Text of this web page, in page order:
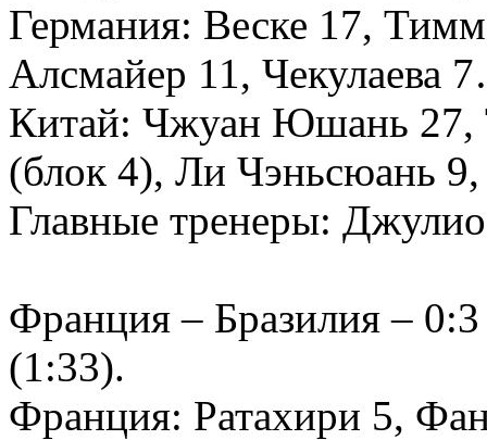
Германия: Веске 17,
Алсмайер 11, Чекулаева
Китай: Чжуан Юшань 27,
(блок 4), Ли Чэньсюань
Главные тренеры:
Франция – Бразилия –
(1:33).
Франция: Ратахири 5,